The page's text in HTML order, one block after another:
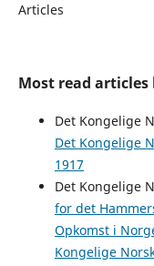
Articles
Most read
Det Kongelige
Det Kongelige
1917
Det Kongelige
for det
Opkomst i
Kongelige